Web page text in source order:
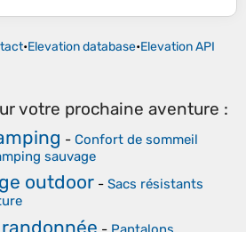
•Elevation database•Elevation API
votre prochaine aventure :
- Confort de sommeil
sauvage
outdoor - Sacs résistants